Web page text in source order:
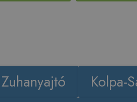
Kolpa-